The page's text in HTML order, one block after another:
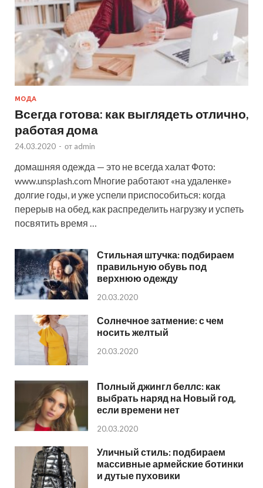
МОДА
Всегда готова: как выглядеть отлично,
работая дома
24.03.2020 - от admin
домашняя одежда — это не всегда халат Фото:
www.unsplash.com Многие работают «на удаленке»
долгие годы, и уже успели приспособиться: когда
перерыв на обед, как распределить нагрузку и успеть
посвятить время …
Стильная штучка: подбираем
правильную обувь под
верхнюю одежду
20.03.2020
Солнечное затмение: с чем
носить желтый
20.03.2020
Полный джингл беллс: как
выбрать наряд на Новый год,
если времени нет
20.03.2020
Уличный стиль: подбираем
массивные армейские ботинки
и дутые пуховики